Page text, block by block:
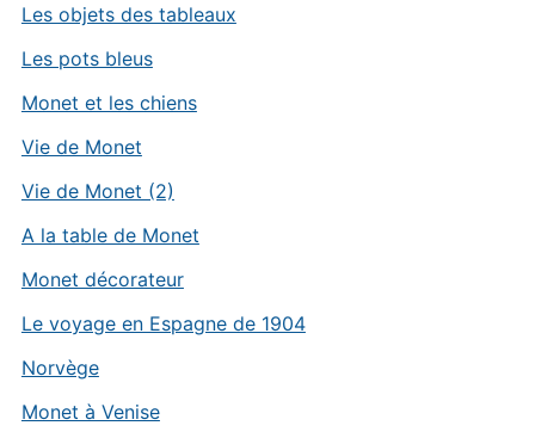
Les objets des tableaux
Les pots bleus
Monet et les chiens
Vie de Monet
Vie de Monet (2)
A la table de Monet
Monet décorateur
Le voyage en Espagne de 1904
Norvège
Monet à Venise